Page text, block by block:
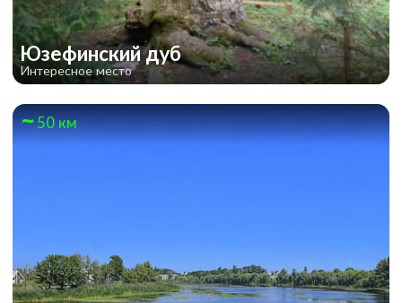
Юзефинский дуб
Интересное место
50 км